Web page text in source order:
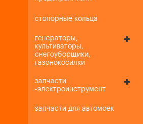
стопорные кольца
генераторы,
культиваторы,
снегоуборщики,
газонокосилки
запчасти
-электроинструмент
запчасти для автомоек